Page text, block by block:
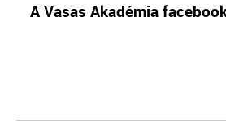
A Vasas Akadémia